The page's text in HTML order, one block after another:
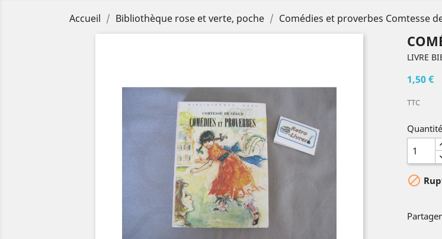
Accueil Bibliothèque rose et verte, poche Comédies et proverbes Comtesse
LIVRE
1,50 €
TTC
Quantité

Partager